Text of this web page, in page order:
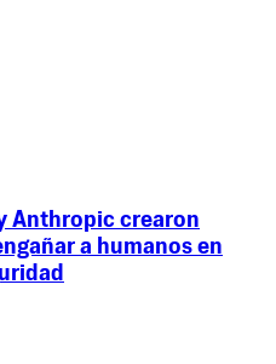
Anthropic crearon
a humanos en